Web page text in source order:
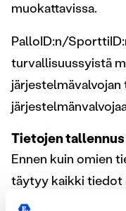
muokattavissa.
PalloID:n/
turvallisuussyistä
Tietojen
Ennen kuin omien
täytyy kaikki tiedot
että sähköposti,